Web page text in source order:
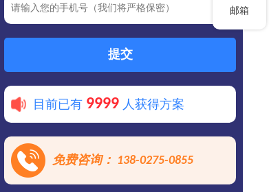
提交
目前已有 9999 人获得方案
免费咨询： 138-0275-0855
邮箱